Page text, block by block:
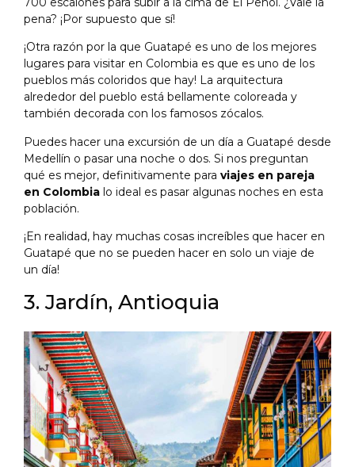
pena? ¡Por supuesto que sí!
¡Otra razón por la que Guatapé es uno de los mejores
lugares para visitar en Colombia es que es uno de los
pueblos más coloridos que hay! La arquitectura
alrededor del pueblo está bellamente coloreada y
también decorada con los famosos zócalos.
Puedes hacer una excursión de un día a Guatapé desde
Medellín o pasar una noche o dos. Si nos preguntan
qué es mejor, definitivamente para viajes en pareja
en Colombia lo ideal es pasar algunas noches en esta
población.
¡En realidad, hay muchas cosas increíbles que hacer en
Guatapé que no se pueden hacer en solo un viaje de
un día!
3. Jardín, Antioquia